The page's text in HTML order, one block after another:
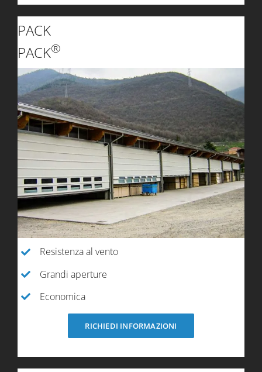
PACK
PACK®
Resistenza al vento
Grandi aperture
Economica
RICHIEDI INFORMAZIONI